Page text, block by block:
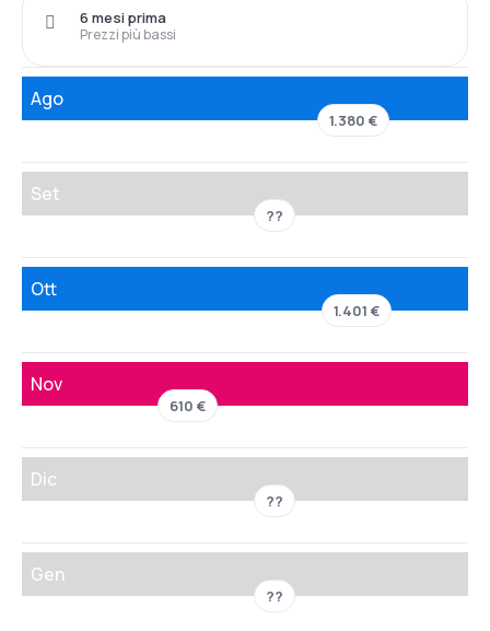
Prezzi più bassi
6 mesi prima
Ago
1.380 €
Set
??
Ott
1.401 €
Nov
610 €
Dic
??
Gen
??